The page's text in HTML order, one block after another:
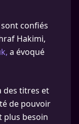
confiés
Hakimi,
a évoqué
des titres et
de pouvoir
plus besoin